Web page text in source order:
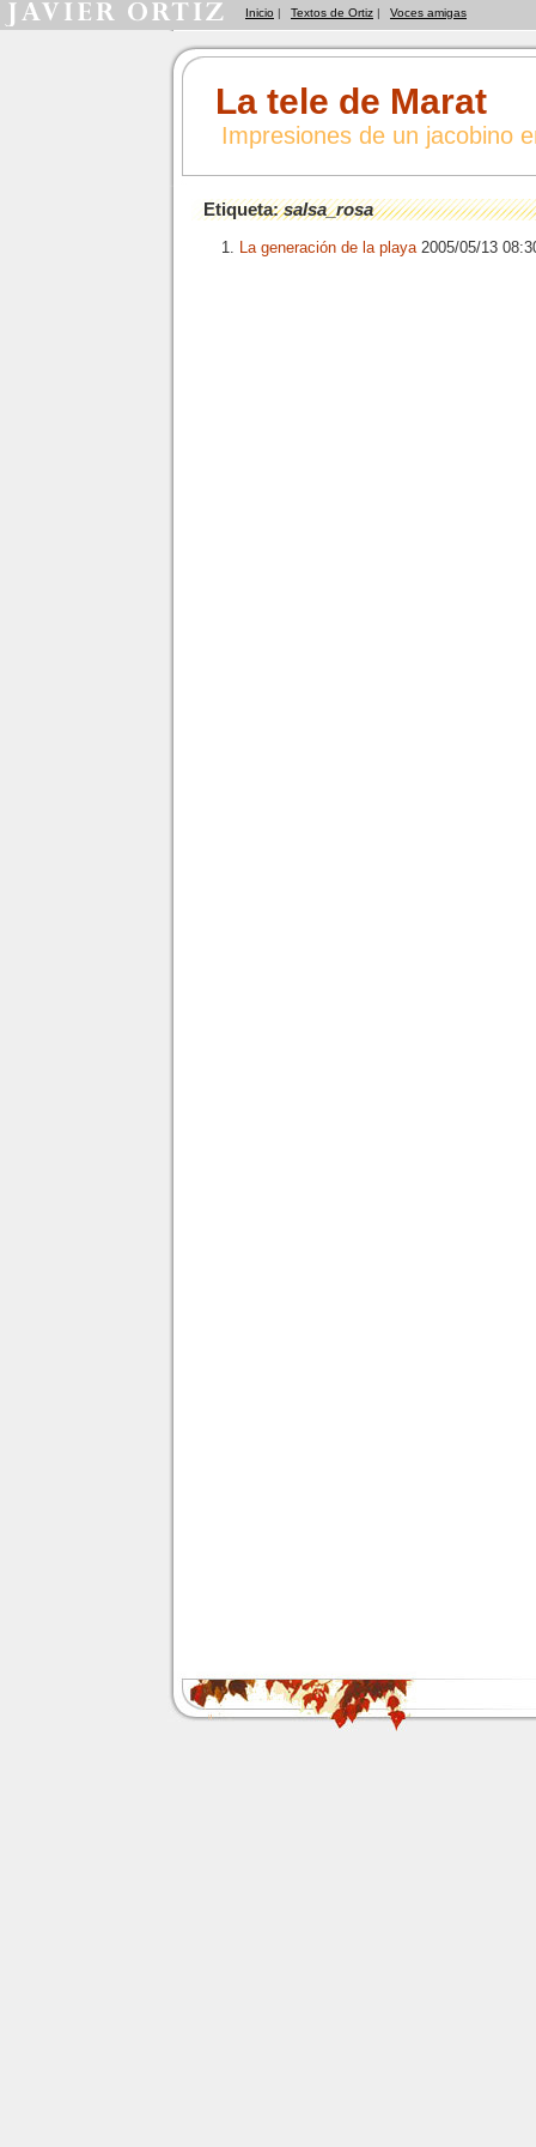
Inicio | Textos de Ortiz | Voces amigas
La tele de Marat
Impresiones de un jacobino
Etiqueta:salsa_rosa
La generación de la playa2005/05/13